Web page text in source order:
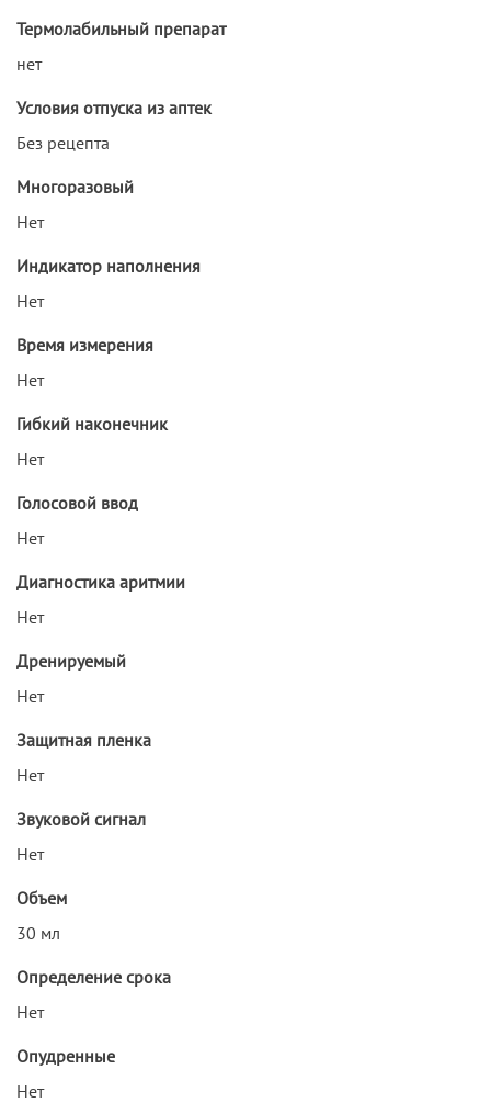
Термолабильный препарат
нет
Условия отпуска из аптек
Без рецепта
Многоразовый
Нет
Индикатор наполнения
Нет
Время измерения
Нет
Гибкий наконечник
Нет
Голосовой ввод
Нет
Диагностика аритмии
Нет
Дренируемый
Нет
Защитная пленка
Нет
Звуковой сигнал
Нет
Объем
30 мл
Определение срока
Нет
Опудренные
Нет